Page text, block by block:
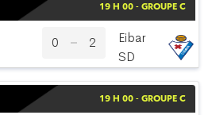
19 H 00 - GROUPE C
0 2
Eibar
SD
19 H 00 - GROUPE C